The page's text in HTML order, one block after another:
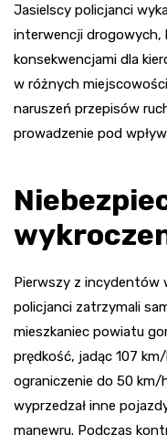
Jasielscy policjanci
interwencji drogowych,
konsekwencjami dla
w różnych
naruszeń przepisów
prowadzenie pod
Pierwszy z incydentów
policjanci zatrzymali
mieszkaniec powiatu
prędkość, jadąc 107
ograniczenie do 50 km/
wyprzedzał inne
manewru. Podczas